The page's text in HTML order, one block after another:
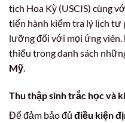
tịch Hoa Kỳ (USCIS) cùng
tiến hành kiểm tra lý lịch tư
lưỡng đối với mọi ứng
thiếu trong danh sách
Mỹ.
Thu thập sinh trắc học và
Để đảm bảo đủ điều kiện